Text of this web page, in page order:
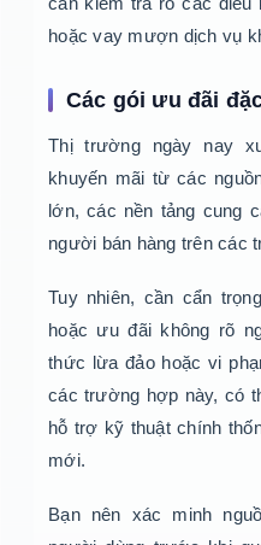
hoặc vay mượn dịch vụ
Các gói ưu đãi
Thị trường ngày nay
khuyến mãi từ các
lớn, các nền tảng cung
người bán hàng trên các
Tuy nhiên, cần cẩn
hoặc ưu đãi không rõ
thức lừa đảo hoặc vi
các trường hợp này, có
hỗ trợ kỹ thuật chính
mới.
Bạn nên xác minh